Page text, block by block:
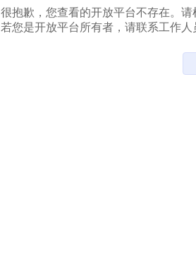
很抱歉，您查看的开放平台不存在。
若您是开放平台所有者，请联系工作人